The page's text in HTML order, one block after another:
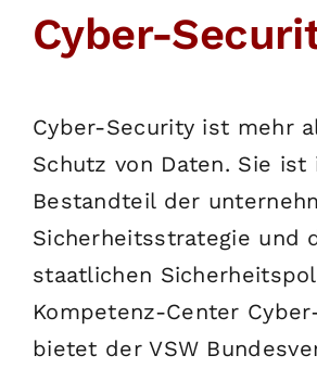
English
NACH:
Cyber-
Cyber-Security ist mehr
Schutz von Daten. Sie ist
Bestandteil der
Sicherheitsstrategie und
staatlichen
Kompetenz-Center
bietet der VSW